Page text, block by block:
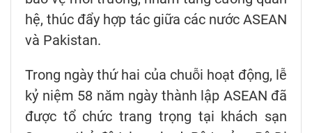
hệ, thúc đẩy hợp tác giữa các nước ASEAN
và Pakistan.
Trong ngày thứ hai của chuỗi hoạt động, lễ
kỷ niệm 58 năm ngày thành lập ASEAN đã
được tổ chức trang trọng tại khách sạn